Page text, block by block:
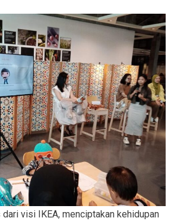
visi IKEA, menciptakan kehidupan